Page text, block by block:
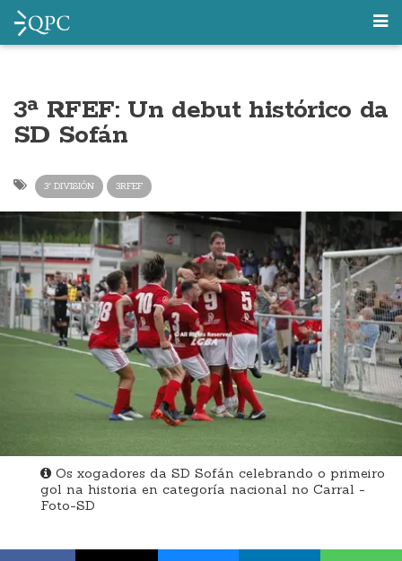
3ª RFEF: Un debut histórico da
SD Sofán
3ª DIVISIÓN 3RFEF
Os xogadores da SD Sofán celebrando o primeiro
gol na historia en categoría nacional no Carral -
Foto-SD